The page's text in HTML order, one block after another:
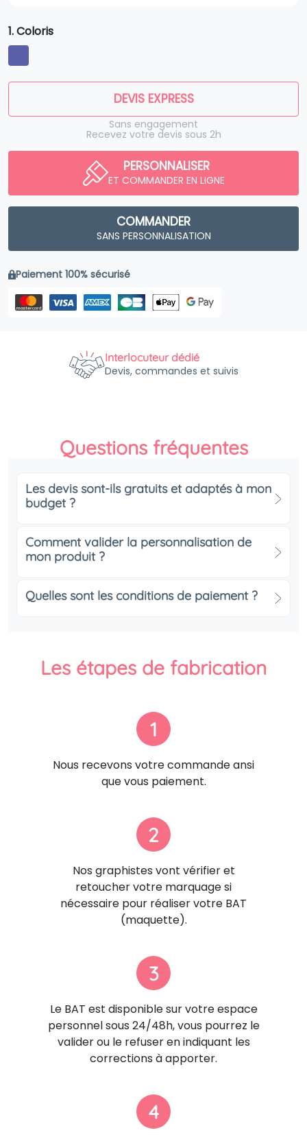
1. Coloris
DEVIS EXPRESS
Sans engagement
Recevez votre devis sous 2h
PERSONNALISER
ET COMMANDER EN LIGNE
COMMANDER
SANS PERSONNALISATION
Paiement 100% sécurisé
Interlocuteur dédié
Devis, commandes et suivis
Questions fréquentes
Les devis sont-ils gratuits et adaptés à mon
budget ?
Comment valider la personnalisation de
mon produit ?
Quelles sont les conditions de paiement ?
Les étapes de fabrication
1
Nous recevons votre commande ansi
que vous paiement.
2
Nos graphistes vont vérifier et
retoucher votre marquage si
nécessaire pour réaliser votre BAT
(maquette).
3
Le BAT est disponible sur votre espace
personnel sous 24/48h, vous pourrez le
valider ou le refuser en indiquant les
corrections à apporter.
4